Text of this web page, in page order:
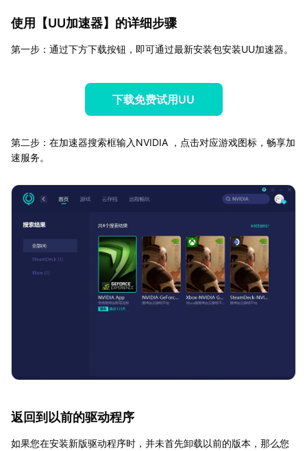
使用【UU加速器】的详细步骤
第一步：通过下方下载按钮，即可通过最新安装包安装UU加速器。
下载免费试用UU
第二步：在加速器搜索框输入NVIDIA ，点击对应游戏图标，畅享加
速服务。
返回到以前的驱动程序
如果您在安装新版驱动程序时，并未首先卸载以前的版本，那么您